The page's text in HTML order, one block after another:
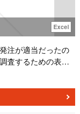
）」「R（Resolve
を使い、質問や対
設定＞ 質問ごとに
対応の優先順位を
決後の更新＞ 最終
ら、行全体をグレ
るようにします。
な進捗管理＞ ステ
問対応の進捗を効
Excel
注が適当だったの
査するための表を
方が使えるかわか
も含まれていま
かっていないのでア